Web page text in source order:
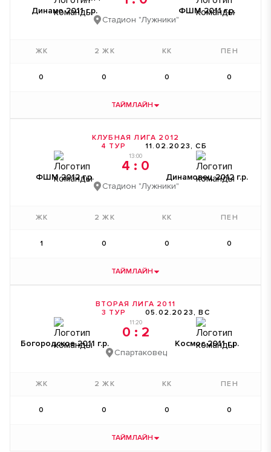
Динамо 2011 г.р.
ФШМ 2011 г.р.
Стадион "Лужники"
ЖК 2 ЖК КК ПЕН
0 0 0 0
ТАЙМЛАЙН
КЛУБНАЯ ЛИГА 2012
4 ТУР
11.02.2023, СБ
ФШМ 2012 г.р.
13:00
4 : 0
Динамовец 2012 г.р.
Стадион "Лужники"
ЖК 2 ЖК КК ПЕН
1 0 0 0
ТАЙМЛАЙН
3'
ВТОРАЯ ЛИГА 2011
3 ТУР
05.02.2023, ВС
Богородское 2011 г.р.
11:20
0 : 2
Космос 2011 г.р.
Спартаковец
ЖК 2 ЖК КК ПЕН
0 0 0 0
ТАЙМЛАЙН